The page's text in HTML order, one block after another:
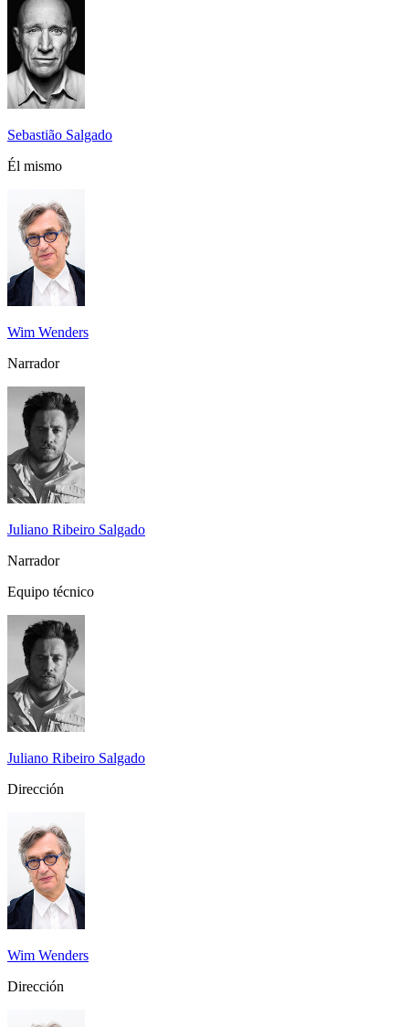
Sebastião Salgado
Él mismo
Wim Wenders
Narrador
Juliano Ribeiro Salgado
Narrador
Equipo técnico
Juliano Ribeiro Salgado
Dirección
Wim Wenders
Dirección